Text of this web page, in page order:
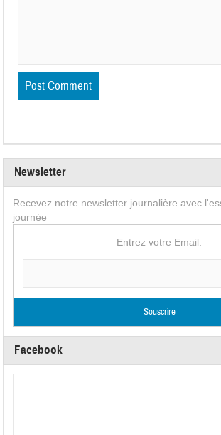
Newsletter
Recevez notre newsletter journalière avec
journée
Entrez votre Email:
Facebook